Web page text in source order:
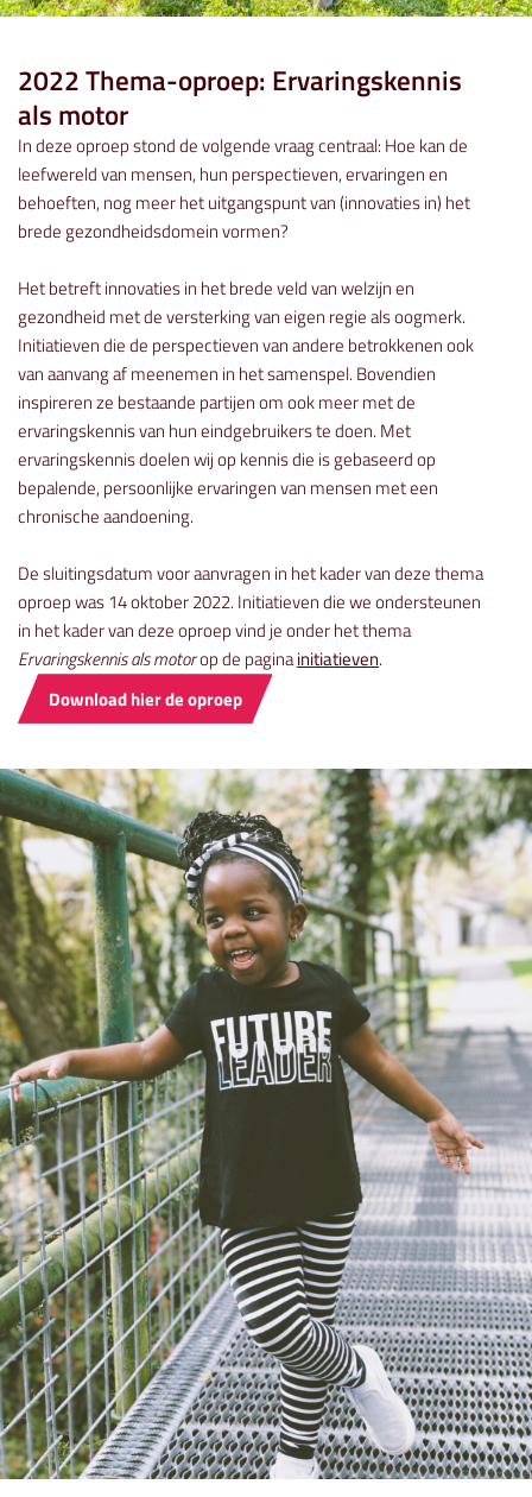
2022 Thema-oproep: Ervaringskennis
als motor
In deze oproep stond de volgende vraag centraal: Hoe kan de
leefwereld van mensen, hun perspectieven, ervaringen en
behoeften, nog meer het uitgangspunt van (innovaties in) het
brede gezondheidsdomein vormen?
Het betreft innovaties in het brede veld van welzijn en
gezondheid met de versterking van eigen regie als oogmerk.
Initiatieven die de perspectieven van andere betrokkenen ook
van aanvang af meenemen in het samenspel. Bovendien
inspireren ze bestaande partijen om ook meer met de
ervaringskennis van hun eindgebruikers te doen. Met
ervaringskennis doelen wij op kennis die is gebaseerd op
bepalende, persoonlijke ervaringen van mensen met een
chronische aandoening.
De sluitingsdatum voor aanvragen in het kader van deze thema
oproep was 14 oktober 2022. Initiatieven die we ondersteunen
in het kader van deze oproep vind je onder het thema
Ervaringskennis als motorop de paginainitiatieven.
Download hier de oproep